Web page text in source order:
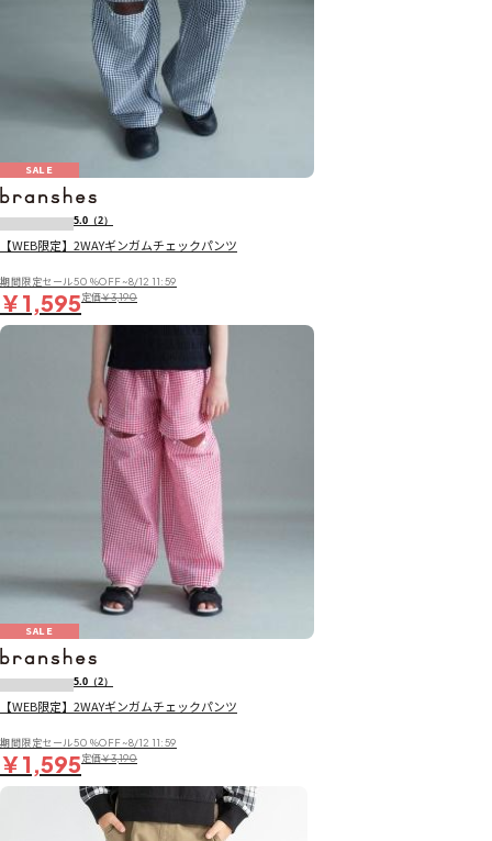
SALE
5.0 （2）
【WEB限定】2WAYギンガムチェックパンツ
期間限定セール50％OFF~8/12 11:59
￥1,595定価￥3,190
SALE
5.0 （2）
【WEB限定】2WAYギンガムチェックパンツ
期間限定セール50％OFF~8/12 11:59
￥1,595定価￥3,190